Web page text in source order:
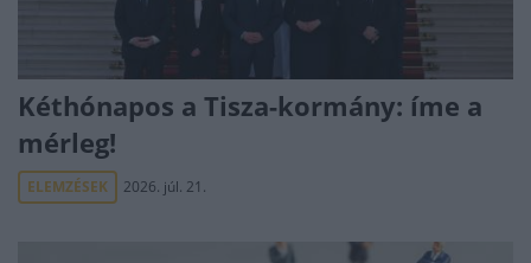
Kéthónapos a Tisza-kormány: íme a
mérleg!
ELEMZÉSEK 2026. júl. 21.